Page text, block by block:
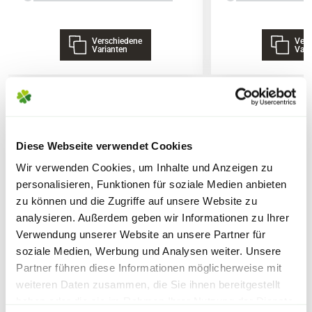
Diese Webseite verwendet Cookies
Wir verwenden Cookies, um Inhalte und Anzeigen zu
personalisieren, Funktionen für soziale Medien anbieten
zu können und die Zugriffe auf unsere Website zu
analysieren. Außerdem geben wir Informationen zu Ihrer
Verwendung unserer Website an unsere Partner für
soziale Medien, Werbung und Analysen weiter. Unsere
Partner führen diese Informationen möglicherweise mit
weiteren Daten zusammen, die Sie ihnen bereitgestellt
Ammoniumstickstoff 7,4% N
Carbamidstickstoff 5,0% N
wasserlösliches Phosphat (5,0% P2O5
14,0% K2O wasserlösliches Kaliumoxid
2,0% MgO Gesamtmagnesiumoxid (2,0%
MgO wasserlösliches Magnesiumoxid)
9,0% S Gesamtschwefel (9,0% S
wasserlöslicher Schwefel)
0,04% B Bor
0,15% Cu Kupfer
Lieferhinweise
KÖNNEN ENTSTEHEN
PAKETVERSAND
6,95€für Standardpakete (z.B.Dünger oder
Zubehör)
7,95€für größere Pakete (z.B. Pflanzen oder
Erde)
SPERRGUTVERSAND
Verschiedene
Varianten